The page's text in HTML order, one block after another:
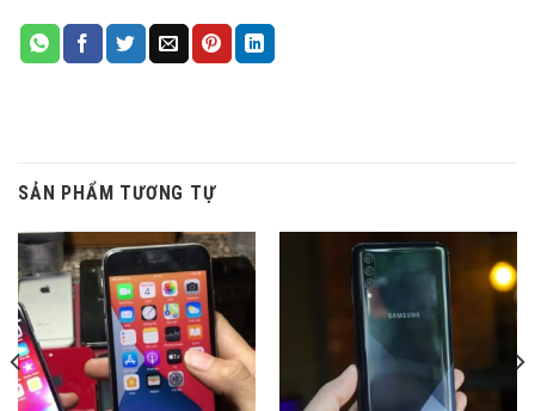
SẢN PHẨM TƯƠNG TỰ